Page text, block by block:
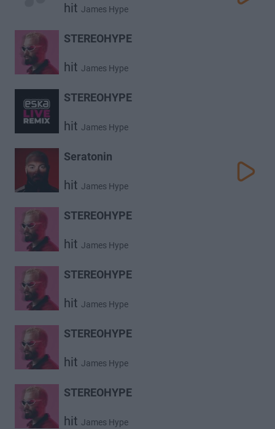
hit James Hype
STEREOHYPE
hit James Hype
STEREOHYPE
hit James Hype
Seratonin
hit James Hype
STEREOHYPE
hit James Hype
STEREOHYPE
hit James Hype
STEREOHYPE
hit James Hype
STEREOHYPE
hit James Hype